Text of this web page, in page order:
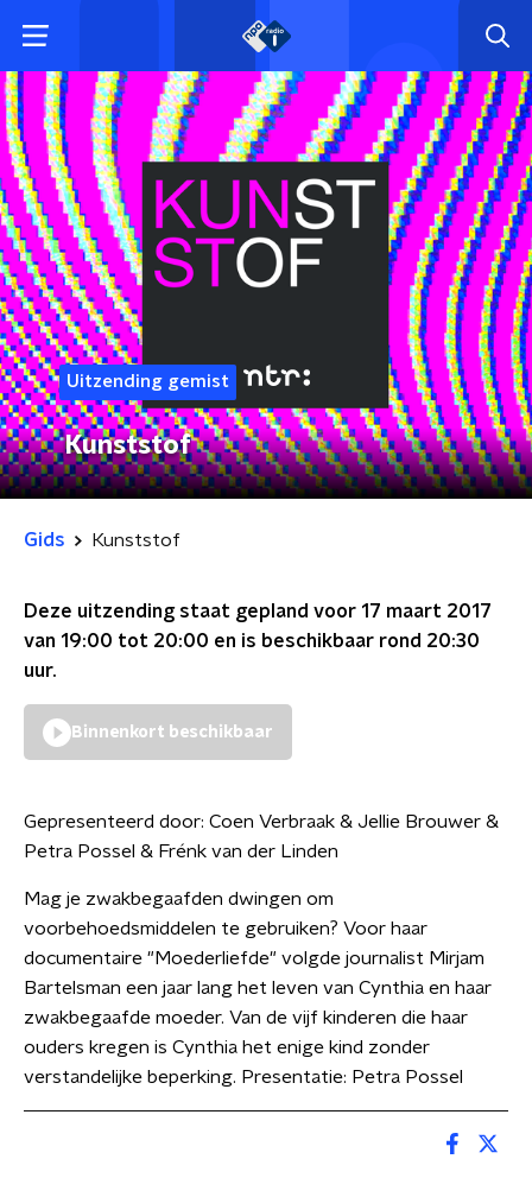
Uitzending gemist
Kunststof
Gids Kunststof
Deze uitzending staat gepland voor 17 maart 2017
van 19:00 tot 20:00 en is beschikbaar rond 20:30
uur.
Binnenkort beschikbaar
Gepresenteerd door: Coen Verbraak & Jellie Brouwer &
Petra Possel & Frénk van der Linden
Mag je zwakbegaafden dwingen om
voorbehoedsmiddelen te gebruiken? Voor haar
documentaire "Moederliefde" volgde journalist Mirjam
Bartelsman een jaar lang het leven van Cynthia en haar
zwakbegaafde moeder. Van de vijf kinderen die haar
ouders kregen is Cynthia het enige kind zonder
verstandelijke beperking. Presentatie: Petra Possel